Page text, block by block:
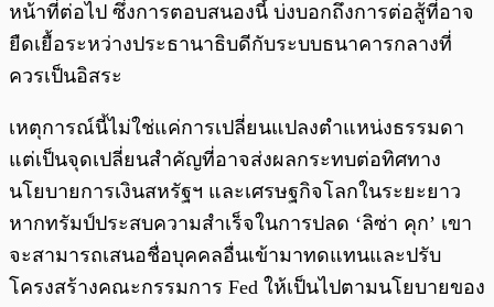
หน้าที่ต่อไป ซึ่งการตอบสนองนี้ บ่งบอกถึงการต่อสู้ที่อาจ
ยืดเยื้อระหว่างประธานาธิบดีกับระบบธนาคารกลางที่
ควรเป็นอิสระ
เหตุการณ์นี้ไม่ใช่แค่การเปลี่ยนแปลงตำแหน่งธรรมดา
แต่เป็นจุดเปลี่ยนสำคัญที่อาจส่งผลกระทบต่อทิศทาง
นโยบายการเงินสหรัฐฯ และเศรษฐกิจโลกในระยะยาว
หากทรัมป์ประสบความสำเร็จในการปลด ‘ลิซ่า คุก’ เขา
จะสามารถเสนอชื่อบุคคลอื่นเข้ามาทดแทนและปรับ
โครงสร้างคณะกรรมการ Fed ให้เป็นไปตามนโยบายของ